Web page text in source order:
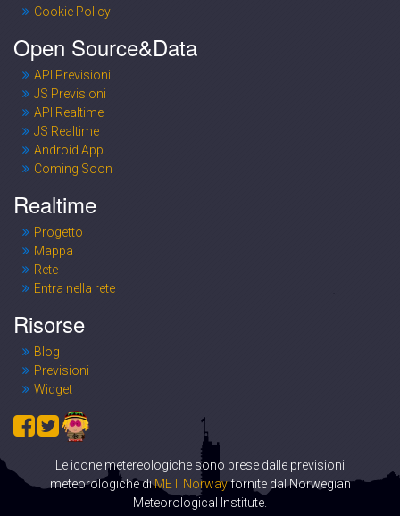
Cookie Policy
Open Source&Data
API Previsioni
JS Previsioni
API Realtime
JS Realtime
Android App
Coming Soon
Realtime
Progetto
Mappa
Rete
Entra nella rete
Risorse
Blog
Previsioni
Widget
Le icone metereologiche sono prese dalle previsioni
meteorologiche diMET Norwayfornite dal Norwegian
Meteorological Institute.